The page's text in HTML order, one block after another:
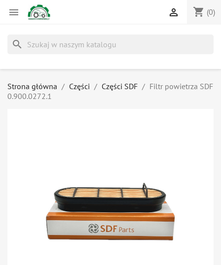
 shopping_cart (0)

search
Strona główna Części Części SDF
Filtr powietrza SDF
0.900.0272.1